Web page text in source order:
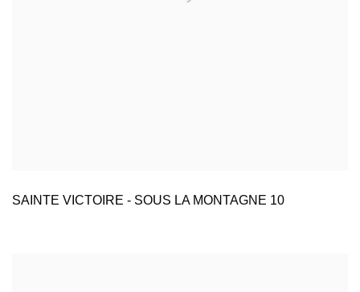
SAINTE VICTOIRE - SOUS LA MONTAGNE 10